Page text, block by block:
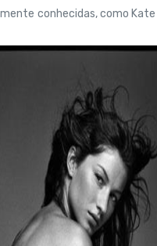
conhecidas, como Kate